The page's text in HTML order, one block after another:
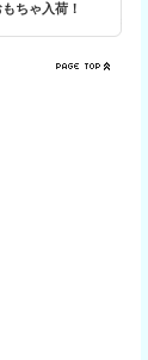
ちゃ入荷！